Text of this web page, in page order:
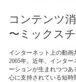
コンテンツ
〜ミックス
インターネット上の動画
2005年。近年、インタ
ーションが生まれつつあ
心に支持されている短時